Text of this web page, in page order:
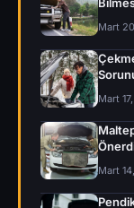
Mart
Mart
Mart